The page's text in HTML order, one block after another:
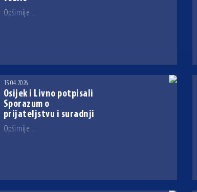
Opširnije...
15.04.2026
Osijek i Livno potpisali
Sporazum o
prijateljstvu i suradnji
Opširnije...